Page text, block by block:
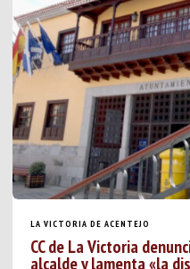
LA VICTORIA DE ACENTEJO
CC de La Victoria
alcalde y lamenta «la